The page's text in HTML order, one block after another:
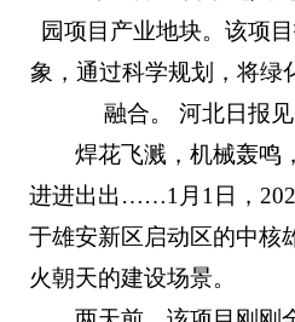
园项目产业地块。该项
象，通过科学规划，将绿
融合。 河北日报
焊花飞溅，机械轰鸣
进进出出……1月1日，
于雄安新区启动区的中核
火朝天的建设场景。